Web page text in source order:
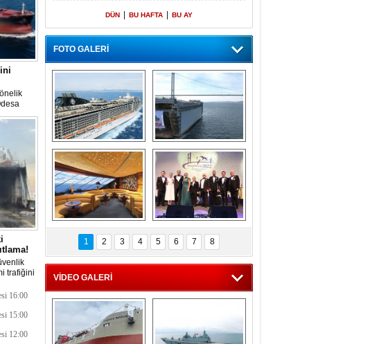
hedef
trafiğini
ediyor.
16:00
15:00
12:00
DÜN BU HAFTA BU AY
FOTO GALERİ
“Gemi içinde gemi”
konsepti ile MSC
Splendida
Dünyada tek!
Denizaltı yüzer
havuzu intikal
seyrine başladı
MSC'den 55 milyon
euroluk turizm geliri
müjdesi
5. Bosphorus Ship
Brokers Dinner,
İstanbul’da yapıldı
1 2 3 4 5 6 7 8
VİDEO GALERİ